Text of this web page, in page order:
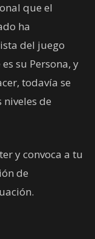
que el
ha
del juego
su Persona, y
todavía se
de
y convoca a tu
de